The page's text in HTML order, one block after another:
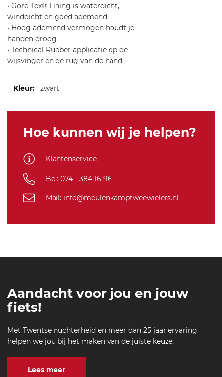
• Gore-Tex® Lining is waterdicht,
winddicht en goed ademend
• Hoog ademend vermogen houdt je
handen droog
• Technical Rubber applicatie op de
wijsvinger en de rug van de hand
informatiezwart
Hoe kunnen wij je helpen?
Klantenservice
Bel: 074 - 384 16 96
Mail: info@meulenkamptweewielers.nl
Aandacht voor jou en jouw
fiets!
Met Twentse nuchterheid en meer dan 25 jaar ervaring
helpen we jou bij het maken van de juiste keuze.
Lees meer